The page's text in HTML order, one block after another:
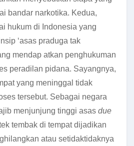
bandar narkotika. Kedua,
hukum di Indonesia yang
‘asas praduga tak
mendap atkan penghukuman
peradilan pidana. Sayangnya,
yang meninggal tidak
tersebut. Sebagai negara
menjunjung tinggi asas due
tembak di tempat dijadikan
atau setidaktidaknya